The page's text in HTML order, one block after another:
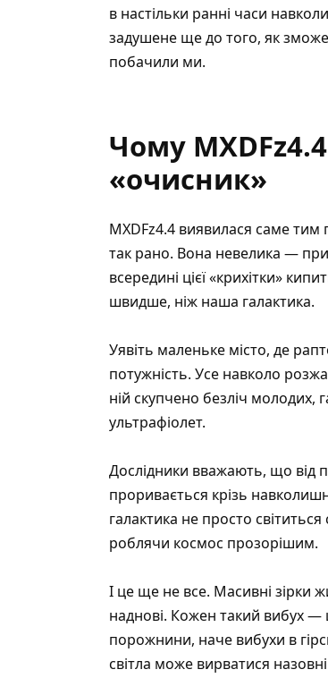
в настільки ранні часи
задушене ще до того, як
побачили ми.
Чому
«очисник»
MXDFz4.4 виявилася саме тим
так рано. Вона невелика —
всередині цієї «крихітки»
швидше, ніж наша галактика.
Уявіть маленьке місто, де
потужність. Усе навколо
ній скупчено безліч молодих,
ультрафіолет.
Дослідники вважають, що від
проривається крізь
галактика не просто
роблячи космос прозорішим.
І це ще не все. Масивні зірки
наднові. Кожен такий вибух —
порожнини, наче вибухи в
світла може вирватися